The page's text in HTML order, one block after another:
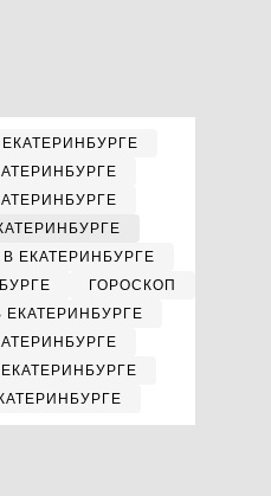
ЕКАТЕРИНБУРГЕ
ГОРОСКОП